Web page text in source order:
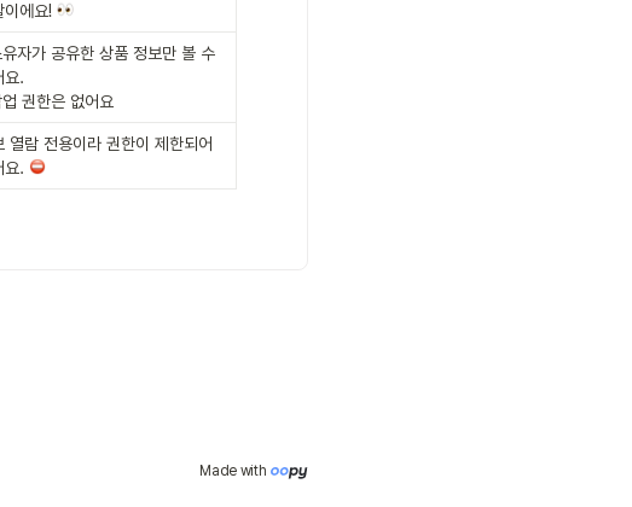
이에요!
자가 공유한 상품 정보만 볼 수
요.
권한은 없어요
열람 전용이라 권한이 제한되어
요.
Made with